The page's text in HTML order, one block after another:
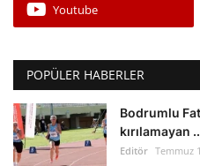
Youtube
POPÜLER HABERLER
Bodrumlu
kırılamayan
Editör Temmuz